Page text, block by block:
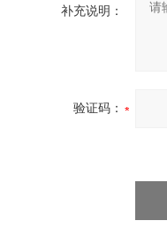
补充说明：
验证码：